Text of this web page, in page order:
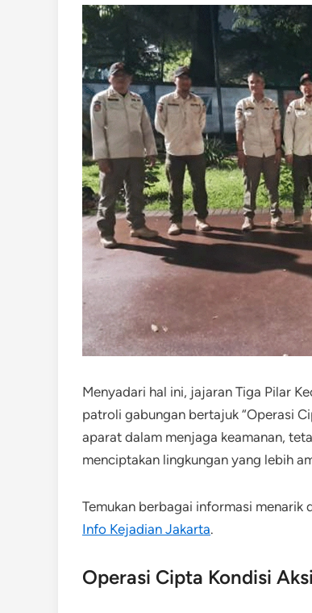
Menyadari hal ini, jajaran Tiga Pilar
patroli gabungan bertajuk “Operasi
aparat dalam menjaga keamanan,
menciptakan lingkungan yang lebih
Temukan berbagai informasi menarik
Info Kejadian Jakarta.
Operasi Cipta Kondisi